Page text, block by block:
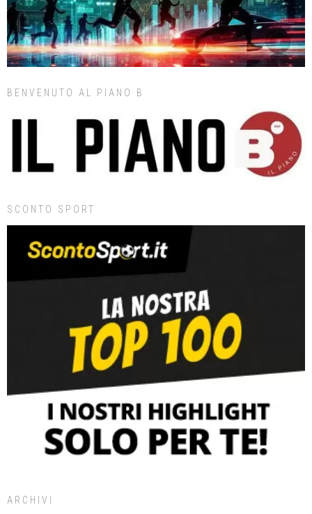
BENVENUTO AL PIANO B
SCONTO SPORT
ARCHIVI